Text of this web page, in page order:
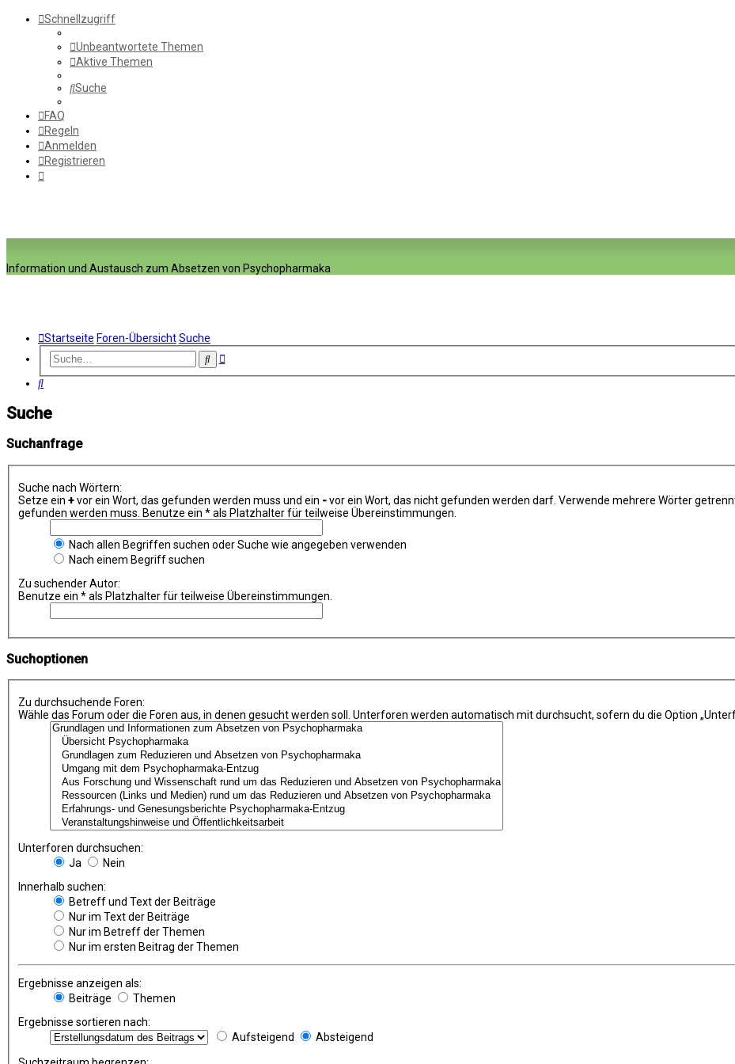
Schnellzugriff
Unbeantwortete Themen
Aktive Themen
Suche
FAQ
Regeln
Anmelden
Registrieren
Information und Austausch zum Absetzen von Psychopharmaka
Startseite Foren-ÜbersichtSuche
SucheErweiterte
Suche
Suche
Suchanfrage
Suche nach Wörtern:
Setze ein +vor ein Wort, das gefunden werden muss und ein -vor ein Wort, das nicht gefunden werden darf. Verwende mehrere Wörter
gefunden werden muss. Benutze ein * als Platzhalter für teilweise Übereinstimmungen.
Nach allen Begriffen suchen oder Suche wie angegeben verwenden
Nach einem Begriff suchen
Zu suchender Autor:
Benutze ein * als Platzhalter für teilweise Übereinstimmungen.
Suchoptionen
Zu durchsuchende Foren:
Wähle das Forum oder die Foren aus, in denen gesucht werden soll. Unterforen werden automatisch mit durchsucht, sofern du die Option
Unterforen durchsuchen:
Ja
Nein
Innerhalb suchen:
Betreff und Text der Beiträge
Nur im Text der Beiträge
Nur im Betreff der Themen
Nur im ersten Beitrag der Themen
Ergebnisse anzeigen als:
Beiträge
Themen
Ergebnisse sortieren nach:
Aufsteigend
Absteigend